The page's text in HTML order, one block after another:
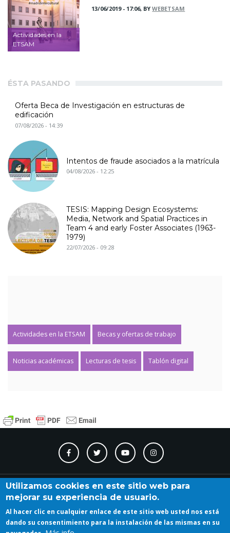
Actividades en la
ETSAM
13/06/2019 - 17:06, BYWEBETSAM
ÉSTA PASANDO
Oferta Beca de Investigación en estructuras de
edificación
07/08/2026 - 14:39
Intentos de fraude asociados a la matrícula
04/08/2026 - 12:25
TESIS: Mapping Design Ecosystems:
Media, Network and Spatial Practices in
Team 4 and early Foster Associates (1963-
1979)
22/07/2026 - 09:28
Actividades en la ETSAM Becas y ofertas de trabajo
Noticias académicas Lecturas de tesis Tablón digital
Contacto Accesibilidad Directorio Calendario
Iniciar sesión
Utilizamos cookies en este sitio web para
mejorar su experiencia de usuario.
Al hacer clic en cualquier enlace de este sitio web usted nos está
dando su consentimiento para la instalación de las mismas en su